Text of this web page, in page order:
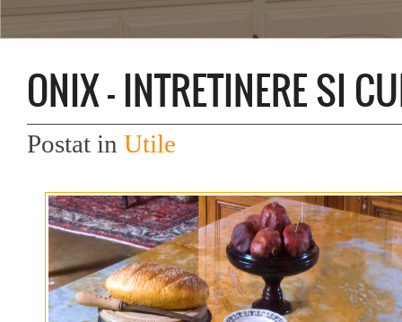
ONIX – INTRETINERE SI
Postat in Utile